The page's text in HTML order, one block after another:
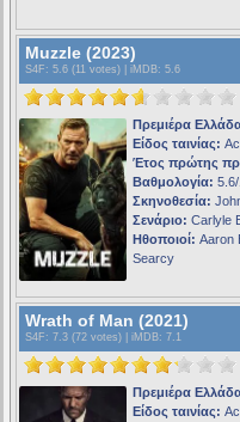
Muzzle (2023)
S4F : 5.6 (11 votes) | iMDB: 5.6
Πρεμιέρα
Είδος ταινίας:
Έτος πρώτης
Βαθμολογία:
Σκηνοθεσία:
Σενάριο: Carlyle
Ηθοποιοί: Aaron
Searcy
Wrath of Man (2021)
S4F : 7.3 (72 votes) | iMDB: 7.1
Πρεμιέρα
Είδος ταινίας: